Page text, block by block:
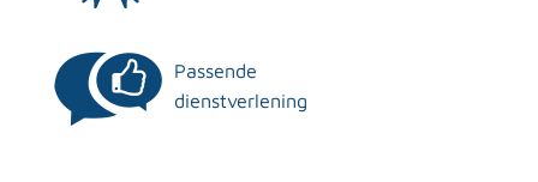
Passende
dienstverlening